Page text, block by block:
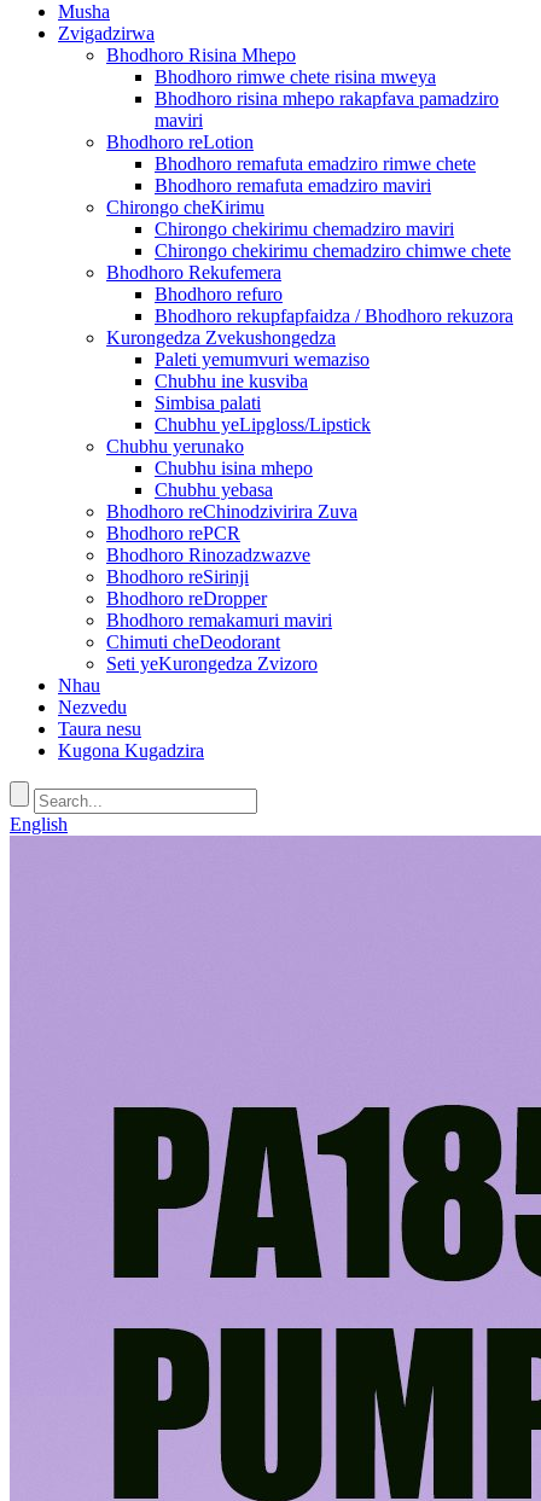
Musha
Zvigadzirwa
Bhodhoro Risina Mhepo
Bhodhoro rimwe chete risina mweya
Bhodhoro risina mhepo rakapfava pamadziro
maviri
Bhodhoro reLotion
Bhodhoro remafuta emadziro rimwe chete
Bhodhoro remafuta emadziro maviri
Chirongo cheKirimu
Chirongo chekirimu chemadziro maviri
Chirongo chekirimu chemadziro chimwe chete
Bhodhoro Rekufemera
Bhodhoro refuro
Bhodhoro rekupfapfaidza / Bhodhoro rekuzora
Kurongedza Zvekushongedza
Paleti yemumvuri wemaziso
Chubhu ine kusviba
Simbisa palati
Chubhu yeLipgloss/Lipstick
Chubhu yerunako
Chubhu isina mhepo
Chubhu yebasa
Bhodhoro reChinodzivirira Zuva
Bhodhoro rePCR
Bhodhoro Rinozadzwazve
Bhodhoro reSirinji
Bhodhoro reDropper
Bhodhoro remakamuri maviri
Chimuti cheDeodorant
Seti yeKurongedza Zvizoro
Nhau
Nezvedu
Taura nesu
Kugona Kugadzira
English